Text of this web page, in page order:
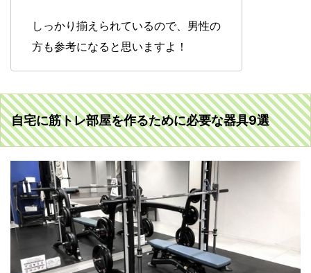
しっかり揃えられているので、男性の
方も参考になると思いますよ！
自宅に筋トレ部屋を作るために必要な器具9選